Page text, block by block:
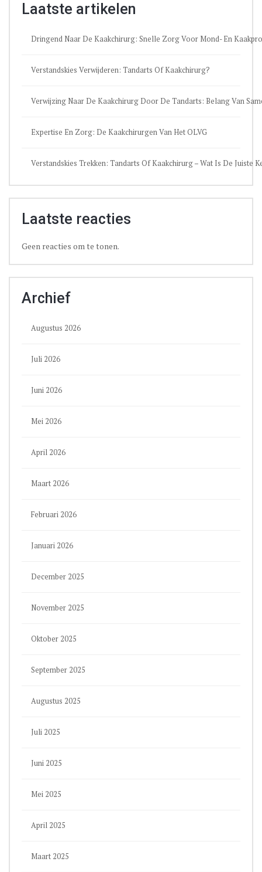
Laatste artikelen
Dringend Naar De Kaakchirurg: Snelle Zorg Voor Mond- En
Verstandskies Verwijderen: Tandarts Of Kaakchirurg?
Verwijzing Naar De Kaakchirurg Door De Tandarts: Belang Van
Expertise En Zorg: De Kaakchirurgen Van Het OLVG
Verstandskies Trekken: Tandarts Of Kaakchirurg – Wat Is De Juiste
Laatste reacties
Geen reacties om te tonen.
Archief
Augustus 2026
Juli 2026
Juni 2026
Mei 2026
April 2026
Maart 2026
Februari 2026
Januari 2026
December 2025
November 2025
Oktober 2025
September 2025
Augustus 2025
Juli 2025
Juni 2025
Mei 2025
April 2025
Maart 2025